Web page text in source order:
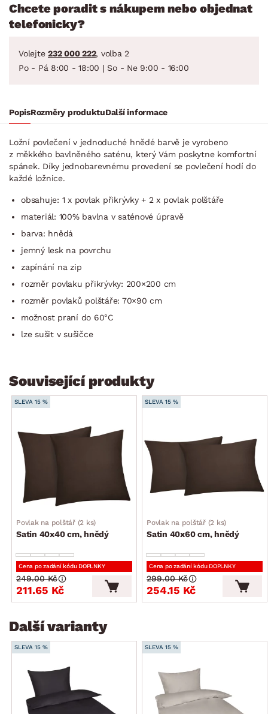
Chcete poradit s nákupem nebo objednat
telefonicky?
Volejte 232 000 222, volba 2
Po - Pá 8:00 - 18:00 | So - Ne 9:00 - 16:00
PopisRozměry produktuDalší informace
Ložní povlečení v jednoduché hnědé barvě je vyrobeno
z měkkého bavlněného saténu, který Vám poskytne komfortní
spánek. Díky jednobarevnému provedení se povlečení hodí do
každé ložnice.
obsahuje: 1 x povlak přikrývky + 2 x povlak polštáře
materiál: 100% bavlna v saténové úpravě
barva: hnědá
jemný lesk na povrchu
zapínání na zip
rozměr povlaku přikrývky: 200×200 cm
rozměr povlaků polštáře: 70×90 cm
možnost praní do 60°C
lze sušit v sušičce
Související produkty
SLEVA 15 %
Povlak na polštář (2 ks)
Satin 40x40 cm, hnědý
Cena po zadání kódu DOPLNKY
211.65 Kč
249.00 Kč
SLEVA 15 %
Povlak na polštář (2 ks)
Satin 40x60 cm, hnědý
Cena po zadání kódu DOPLNKY
254.15 Kč
299.00 Kč
Další varianty
SLEVA 15 % SLEVA 15 %